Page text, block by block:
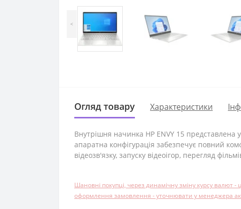
<
Огляд товару Характеристики
Внутрішня начинка HP ENVY 15 представлена
апаратна конфігурація забезпечує повний
відеозв'язку, запуску відеоігор, перегляд
Шановні покупці, через динамічну зміну курсу
оформлення замовлення - уточнювати у менеджера